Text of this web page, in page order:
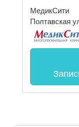
МедикСити
Полтавская